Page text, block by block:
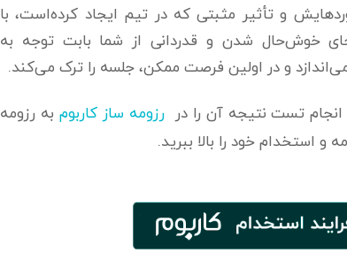
و تأثیر مثبتی که در تیم ایجاد کرده‌است، با
خوش‌حال شدن و قدردانی از شما بابت توجه به
و در اولین فرصت ممکن، جلسه را ترک می‌کند.
تست نتیجه آن را دررزومه ساز کاربوم به رزومه
استخدام خود را بالا ببرید.